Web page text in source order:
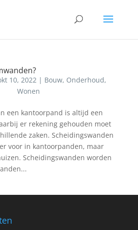
10, 2022| Bouw, Onderhoud,
Wonen
een kantoorpand is altijd een
er rekening gehouden moet
zaken. Scheidingswanden
voor in kantoorpanden, maar
Scheidingswanden worden